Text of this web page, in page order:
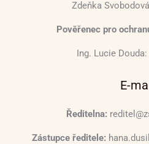
Zdeňka
Pověřenec pro
Ing. Lucie
E-
Ředitelna:
Zástupce ředitele: